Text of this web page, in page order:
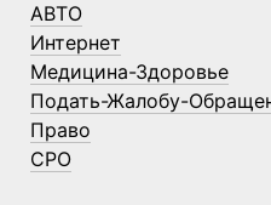
АВТО
Интернет
Медицина-Здоровье
Подать-Жалобу-
Право
СРО